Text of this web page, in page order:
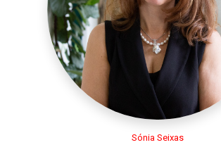
Sónia Seixas